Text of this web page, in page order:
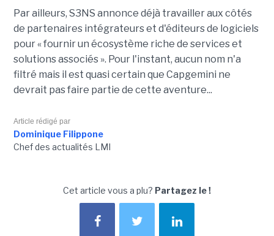
Par ailleurs, S3NS annonce déjà travailler aux côtés
de partenaires intégrateurs et d'éditeurs de logiciels
pour « fournir un écosystème riche de services et
solutions associés ». Pour l'instant, aucun nom n'a
filtré mais il est quasi certain que Capgemini ne
devrait pas faire partie de cette aventure...
Article rédigé par
Dominique Filippone
Chef des actualités LMI
Cet article vous a plu? Partagez le !